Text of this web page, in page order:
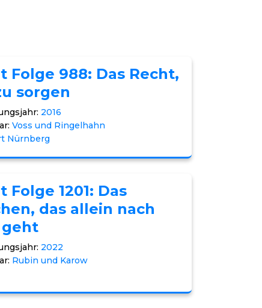
Folge 988: Das Recht,
sorgen
2016
Voss und Ringelhahn
Nürnberg
Folge 1201: Das
das allein nach
geht
2022
Rubin und Karow